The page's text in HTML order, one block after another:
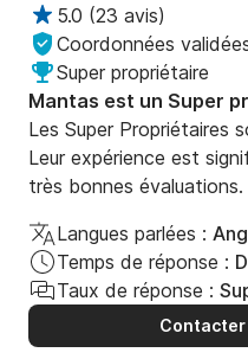
? Jeux nautiques à la
? Masques de plongée :
? Paddle (SUP) : 40 €
? Bouée Jobe : 70 €
? Déjeuner : sur
5.0 (23 avis)
Coordonnées
Super propriétaire
Mantas est un Super
Les Super Propriétaires
Leur expérience est
très bonnes évaluations.
Langues parlées :
Temps de réponse :
Taux de réponse :